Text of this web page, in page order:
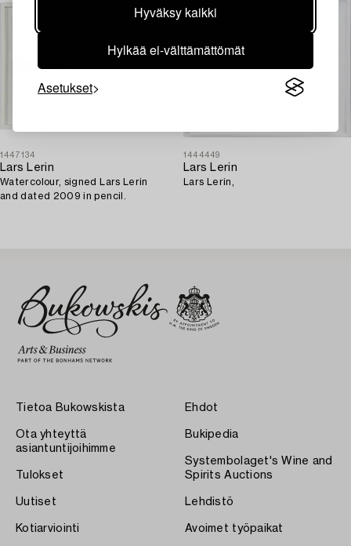
Hyväksy kaikki
Hylkää ei-välttämättömät
Asetukset
1447134
Lars Lerin
Watercolour, signed Lars Lerin
and dated 2009 in pencil.
1444449
Lars Lerin
Lars Lerin,
Tietoa Bukowskista
Ota yhteyttä
asiantuntijoihimme
Tulokset
Uutiset
Kotiarviointi
Ehdot
Bukipedia
Systembolaget's Wine and
Spirits Auctions
Lehdistö
Avoimet työpaikat